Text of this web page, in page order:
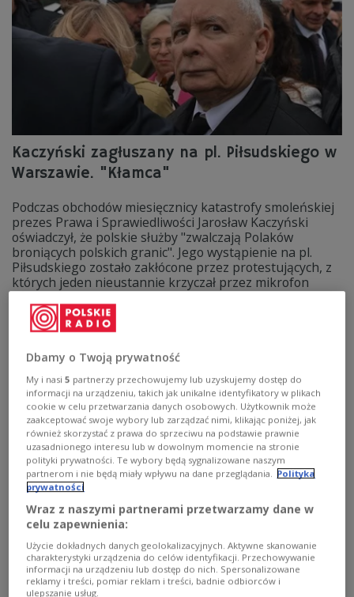
Kaczyński zagłuszany na pl. Piłsudskiego w
Warszawie. "Kłamca"
Podczas obchodów miesięcznicy katastrofy smoleńskiej
prezes Prawa i Sprawiedliwości Jarosław Kaczyński
oświadczył, że polskie służby "zwalczają Polaków
broniących polskich granic". Jego wystąpienie na pl.
Piłsudskiego zostało zakłócone przez protestujących, z
których jeden nieustannie krzyczał przez mikrofon
słowo "kłamca".
Zobacz więcej na temat:
Prawo i Sprawiedliwość
Kaczyński zdradził, co usłyszał od księdza
na spowiedzi
- Mamy nowego prezydenta i nadzieję, że to wszystko,
Dbamy o Twoją prywatność
My i nasi5 partnerzy przechowujemy lub uzyskujemy dostęp do
informacji na urządzeniu, takich jak unikalne identyfikatory w plikach
cookie w celu przetwarzania danych osobowych. Użytkownik może
zaakceptować swoje wybory lub zarządzać nimi, klikając poniżej, jak
również skorzystać z prawa do sprzeciwu na podstawie prawnie
uzasadnionego interesu lub w dowolnym momencie na stronie
polityki prywatności. Te wybory będą sygnalizowane naszym
partnerom i nie będą miały wpływu na dane przeglądania. Polityka
prywatności
Wraz z naszymi partnerami przetwarzamy dane w
celu zapewnienia:
Użycie dokładnych danych geolokalizacyjnych. Aktywne skanowanie
charakterystyki urządzenia do celów identyfikacji. Przechowywanie
informacji na urządzeniu lub dostęp do nich. Spersonalizowane
reklamy i treści, pomiar reklam i treści, badnie odbiorców i
ulepszanie usług.